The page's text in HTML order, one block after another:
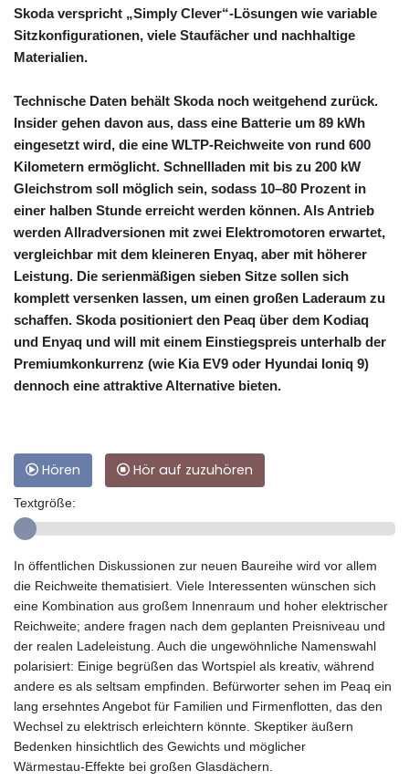
Skoda verspricht „Simply Clever“‑Lösungen wie variable
Sitzkonfigurationen, viele Staufächer und nachhaltige
Materialien.
Technische Daten behält Skoda noch weitgehend zurück.
Insider gehen davon aus, dass eine Batterie um 89 kWh
eingesetzt wird, die eine WLTP‑Reichweite von rund 600
Kilometern ermöglicht. Schnellladen mit bis zu 200 kW
Gleichstrom soll möglich sein, sodass 10–80 Prozent in
einer halben Stunde erreicht werden können. Als Antrieb
werden Allradversionen mit zwei Elektromotoren erwartet,
vergleichbar mit dem kleineren Enyaq, aber mit höherer
Leistung. Die serienmäßigen sieben Sitze sollen sich
komplett versenken lassen, um einen großen Laderaum zu
schaffen. Skoda positioniert den Peaq über dem Kodiaq
und Enyaq und will mit einem Einstiegspreis unterhalb der
Premiumkonkurrenz (wie Kia EV9 oder Hyundai Ioniq 9)
dennoch eine attraktive Alternative bieten.
Hören Hör auf zuzuhören
Textgröße:
In öffentlichen Diskussionen zur neuen Baureihe wird vor allem
die Reichweite thematisiert. Viele Interessenten wünschen sich
eine Kombination aus großem Innenraum und hoher elektrischer
Reichweite; andere fragen nach dem geplanten Preisniveau und
der realen Ladeleistung. Auch die ungewöhnliche Namenswahl
polarisiert: Einige begrüßen das Wortspiel als kreativ, während
andere es als seltsam empfinden. Befürworter sehen im Peaq ein
lang ersehntes Angebot für Familien und Firmenflotten, das den
Wechsel zu elektrisch erleichtern könnte. Skeptiker äußern
Bedenken hinsichtlich des Gewichts und möglicher
Wärmestau‑Effekte bei großen Glasdächern.